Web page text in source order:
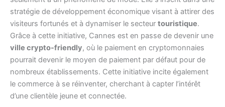
stratégie de développement économique visant à attirer des
visiteurs fortunés et à dynamiser le secteur touristique.
Grâce à cette initiative, Cannes est en passe de devenir une
ville crypto-friendly, où le paiement en cryptomonnaies
pourrait devenir le moyen de paiement par défaut pour de
nombreux établissements. Cette initiative incite également
le commerce à se réinventer, cherchant à capter l’intérêt
d’une clientèle jeune et connectée.